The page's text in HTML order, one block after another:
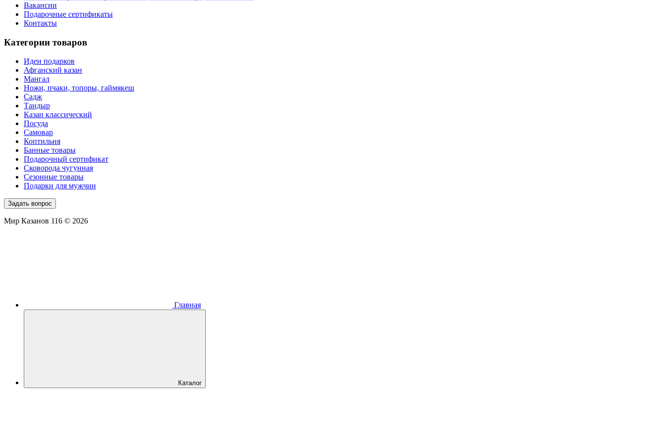
Вакансии
Подарочные сертификаты
Контакты
Категории товаров
Идеи подарков
Афганский казан
Мангал
Ножи, пчаки, топоры, гаймякеш
Садж
Тандыр
Казан классический
Посуда
Самовар
Коптильня
Банные товары
Подарочный сертификат
Сковорода чугунная
Сезонные товары
Подарки для мужчин
Задать вопрос
Мир Казанов 116 © 2026
Главная
Каталог